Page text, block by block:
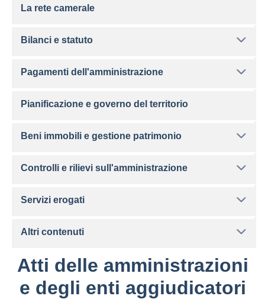
Atti delle amministrazioni
e degli enti aggiudicatori
La rete camerale
Bilanci e statuto
Pagamenti dell'amministrazione
Pianificazione e governo del territorio
Beni immobili e gestione patrimonio
Controlli e rilievi sull'amministrazione
Servizi erogati
Altri contenuti